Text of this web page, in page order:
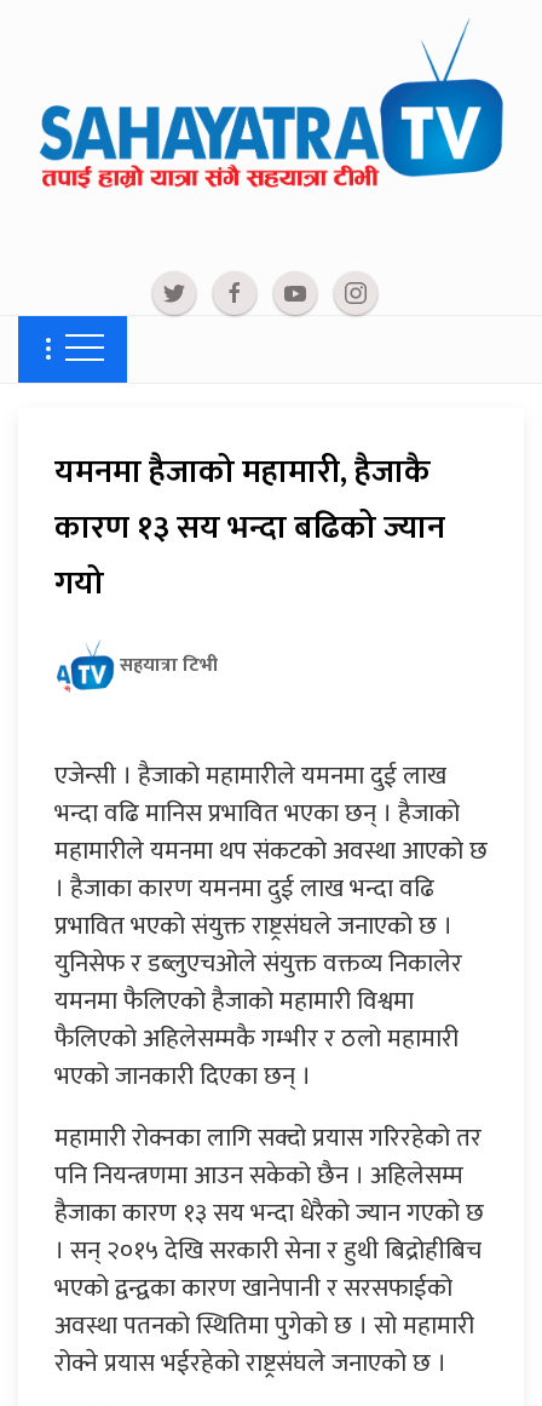
यमनमा हैजाको महामारी, हैजाकै
कारण १३ सय भन्दा बढिको ज्यान
गयो
सहयात्रा टिभी
एजेन्सी । हैजाको महामारीले यमनमा दुई लाख
भन्दा वढि मानिस प्रभावित भएका छन् । हैजाको
महामारीले यमनमा थप संकटको अवस्था आएको छ
। हैजाका कारण यमनमा दुई लाख भन्दा वढि
प्रभावित भएको संयुक्त राष्ट्रसंघले जनाएको छ ।
युनिसेफ र डब्लुएचओले संयुक्त वक्तव्य निकालेर
यमनमा फैलिएको हैजाको महामारी विश्वमा
फैलिएको अहिलेसम्मकै गम्भीर र ठलो महामारी
भएको जानकारी दिएका छन् ।
महामारी रोक्नका लागि सक्दो प्रयास गरिरहेको तर
पनि नियन्त्रणमा आउन सकेको छैन । अहिलेसम्म
हैजाका कारण १३ सय भन्दा धेरैको ज्यान गएको छ
। सन् २०१५ देखि सरकारी सेना र हुथी बिद्रोहीबिच
भएको द्वन्द्वका कारण खानेपानी र सरसफाईको
अवस्था पतनको स्थितिमा पुगेको छ । सो महामारी
रोक्ने प्रयास भईरहेको राष्ट्रसंघले जनाएको छ ।